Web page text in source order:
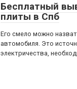
Бесплатный
плиты в Спб
Его смело можно
автомобиля. Это
электричества,